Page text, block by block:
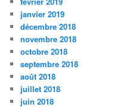
janvier 2019
décembre 2018
novembre 2018
octobre 2018
septembre 2018
août 2018
juillet 2018
juin 2018